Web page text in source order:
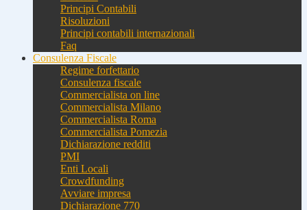
Principi Contabili
Risoluzioni
Principi contabili internazionali
Faq
Consulenza Fiscale
Regime forfettario
Consulenza fiscale
Commercialista on line
Commercialista Milano
Commercialista Roma
Commercialista Pomezia
Dichiarazione redditi
PMI
Enti Locali
Crowdfunding
Avviare impresa
Dichiarazione 770